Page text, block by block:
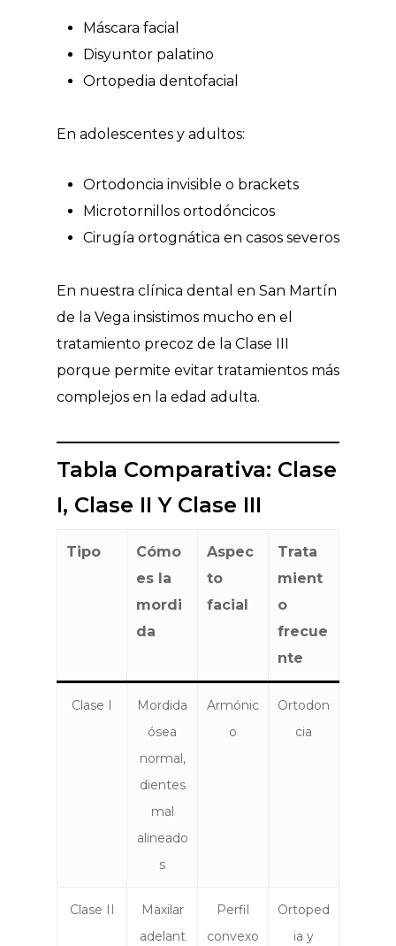
Máscara facial
Disyuntor palatino
Ortopedia dentofacial
En adolescentes y adultos:
Ortodoncia invisible o brackets
Microtornillos ortodóncicos
Cirugía ortognática en casos severos
En nuestra clínica dental en San Martín
de la Vega insistimos mucho en el
tratamiento precoz de la Clase III
porque permite evitar tratamientos más
complejos en la edad adulta.
Tabla Comparativa: Clase
I, Clase II Y Clase III
Tipo
Cómo
es la
mordi
da
Aspec
to
facial
Trata
mient
o
frecue
nte
Clase I
Mordida
ósea
normal,
dientes
mal
alineado
s
Armónic
o
Ortodon
cia
Clase II
Maxilar
adelant
Perfil
convexo
Ortoped
ia y